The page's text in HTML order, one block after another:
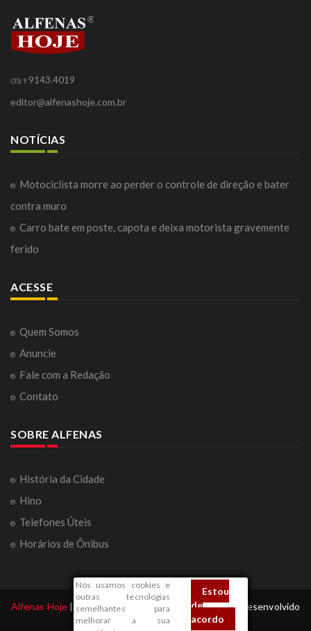
Nós usamos cookies e
outras tecnologias
semelhantes para
melhorar a sua
Estou
de
acordo
(35) 9 9143.4019
editor@alfenashoje.com.br
NOTÍCIAS
Motociclista morre ao perder o controle de direção e bater
contra muro
Carro bate em poste, capota e deixa motorista gravemente
ferido
ACESSE
Quem Somos
Anuncie
Fale com a Redação
Contato
SOBRE ALFENAS
História da Cidade
Hino
Telefones Úteis
Horários de Ônibus
Alfenas Hoje | Todos os Direitos Reservados 2026 | Desenvolvido